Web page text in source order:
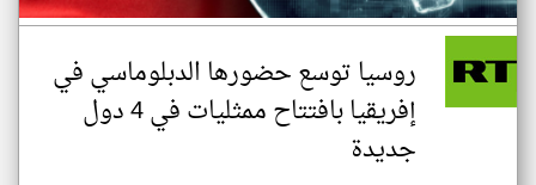
روسيا توسع حضورها الدبلوماسي في
إفريقيا بافتتاح ممثليات في 4 دول
جديدة